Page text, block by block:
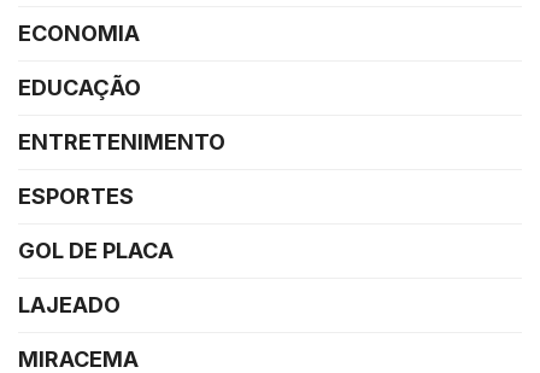
ECONOMIA
EDUCAÇÃO
ENTRETENIMENTO
ESPORTES
GOL DE PLACA
LAJEADO
MIRACEMA